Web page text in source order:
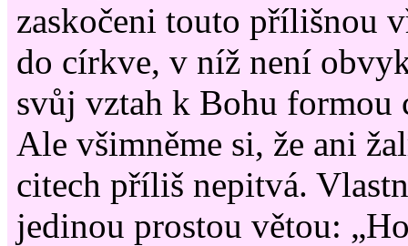
zaskočeni touto přílišnou
do církve, v níž není
svůj vztah k Bohu
Ale všimněme si, že ani
citech příliš nepitvá.
jedinou prostou větou: